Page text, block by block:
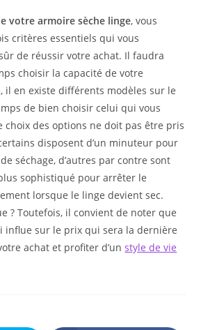
votre armoire sèche linge, vous
critères essentiels qui vous
de réussir votre achat. Il faudra
choisir la capacité de votre
il en existe différents modèles sur le
de bien choisir celui qui vous
choix des options ne doit pas être pris
disposent d’un minuteur pour
séchage, d’autres par contre sont
sophistiqué pour arrêter le
lorsque le linge devient sec.
? Toutefois, il convient de noter que
influe sur le prix qui sera la dernière
achat et profiter d’unstyle de vie